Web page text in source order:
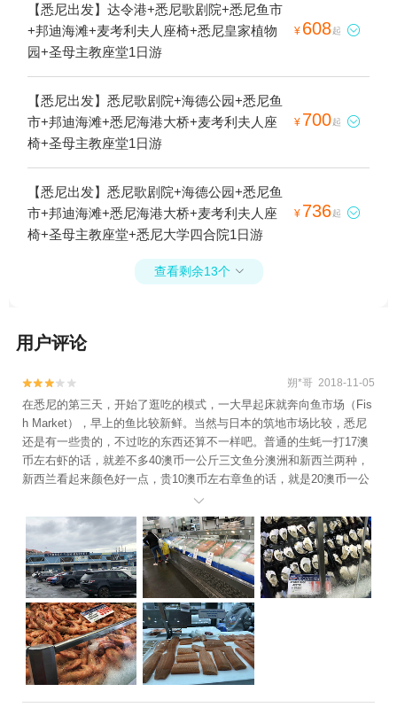
【悉尼出发】达令港+悉尼歌剧院+悉尼鱼市
+邦迪海滩+麦考利夫人座椅+悉尼皇家植物
园+圣母主教座堂1日游
¥ 608起 
【悉尼出发】悉尼歌剧院+海德公园+悉尼鱼
市+邦迪海滩+悉尼海港大桥+麦考利夫人座
椅+圣母主教座堂1日游
¥ 700起 
【悉尼出发】悉尼歌剧院+海德公园+悉尼鱼
市+邦迪海滩+悉尼海港大桥+麦考利夫人座
椅+圣母主教座堂+悉尼大学四合院1日游
¥ 736起 
查看剩余13个 
用户评论

 朔*哥 2018-11-05
在悉尼的第三天，开始了逛吃的模式，一大早起床就奔向鱼市场（Fis
h Market），早上的鱼比较新鲜。当然与日本的筑地市场比较，悉尼
还是有一些贵的，不过吃的东西还算不一样吧。普通的生蚝一打17澳
币左右虾的话，就差不多40澳币一公斤三文鱼分澳洲和新西兰两种，
新西兰看起来颜色好一点，贵10澳币左右章鱼的话，就是20澳币一公
斤在旁边的餐馆点了一顿海鲜大餐做Brunch有龙虾，有螃蟹，有生
蚝，有鱿鱼，有薯条，有沙拉配上刚刚买的新鲜的生蚝和生鱼片看看
这个螃蟹的肉，还是很诱人的来到这里，你就知道这里面的中国人有
多少，基本都是中国人，基本都是中文，基本都是汉字。再来看下其
他海鲜的价格对了，你在这里吃东西的时候，小心被海鸥叼走哦这是
鱼市场后面的池塘澳洲的水果不算便宜
